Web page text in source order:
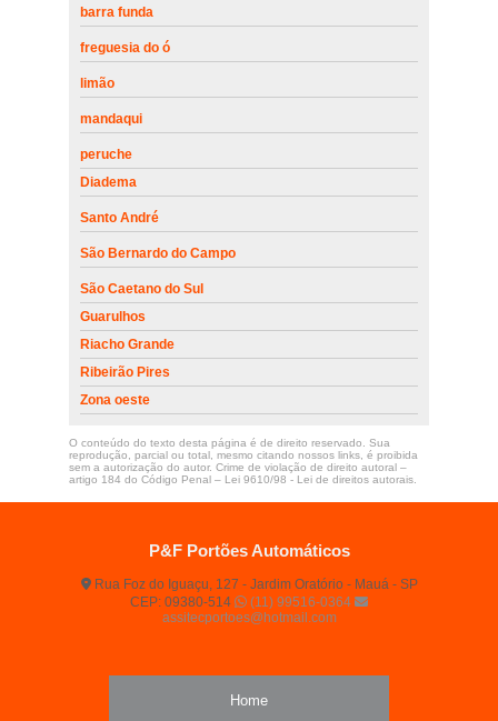
barra funda
freguesia do ó
limão
mandaqui
peruche
Diadema
Santo André
São Bernardo do Campo
São Caetano do Sul
Guarulhos
Riacho Grande
Ribeirão Pires
Zona oeste
O conteúdo do texto desta página é de direito reservado. Sua
reprodução, parcial ou total, mesmo citando nossos links, é proibida
sem a autorização do autor. Crime de violação de direito autoral –
artigo 184 do Código Penal – Lei 9610/98 - Lei de direitos autorais.
P&F Portões Automáticos
Rua Foz do Iguaçu, 127 - Jardim Oratório - Mauá - SP
CEP: 09380-514
(11) 99516-0364
assitecportoes@hotmail.com
Home